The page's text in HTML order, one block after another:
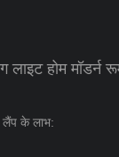
होम मॉडर्न
लैंप के लाभ: